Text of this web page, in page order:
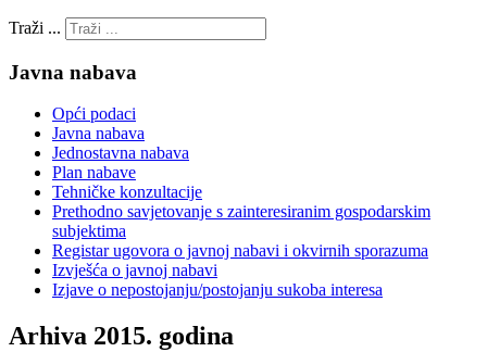
Traži ...
Javna nabava
Opći podaci
Javna nabava
Jednostavna nabava
Plan nabave
Tehničke konzultacije
Prethodno savjetovanje s zainteresiranim gospodarskim
subjektima
Registar ugovora o javnoj nabavi i okvirnih sporazuma
Izvješća o javnoj nabavi
Izjave o nepostojanju/postojanju sukoba interesa
Arhiva 2015. godina